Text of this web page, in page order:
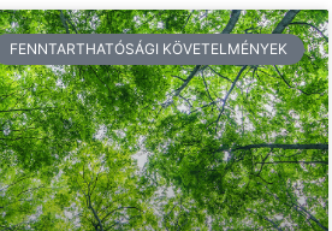
FENNTARTHATÓSÁGI KÖVETELMÉNYEK